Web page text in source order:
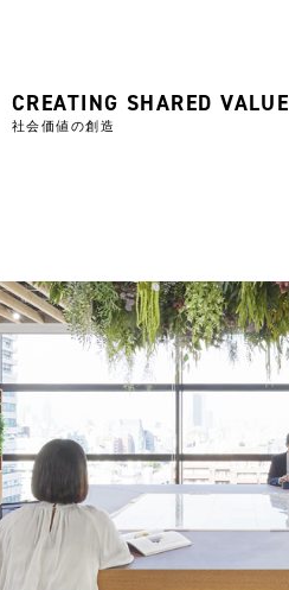
CREATING SHARED VALUE
社会価値の創造